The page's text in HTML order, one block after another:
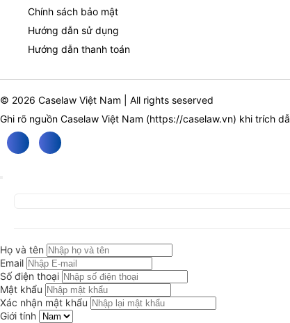
Chính sách bảo mật
Hướng dẫn sử dụng
Hướng dẫn thanh toán
© 2026 Caselaw Việt Nam | All rights seserved
Ghi rõ nguồn Caselaw Việt Nam (https://caselaw.vn) khi trích
Họ và tên
Email
Số điện thoại
Mật khẩu
Xác nhận mật khẩu
Giới tính